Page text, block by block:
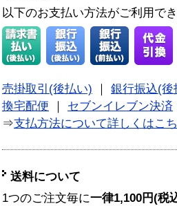
以下のお支払い方法がご利用で
売掛取引(後払い)
銀行振込(後
換宅配便
セブンイレブン決済
⇒支払方法について詳しくはこ
送料について
1つのご注文毎に一律1,100円(税